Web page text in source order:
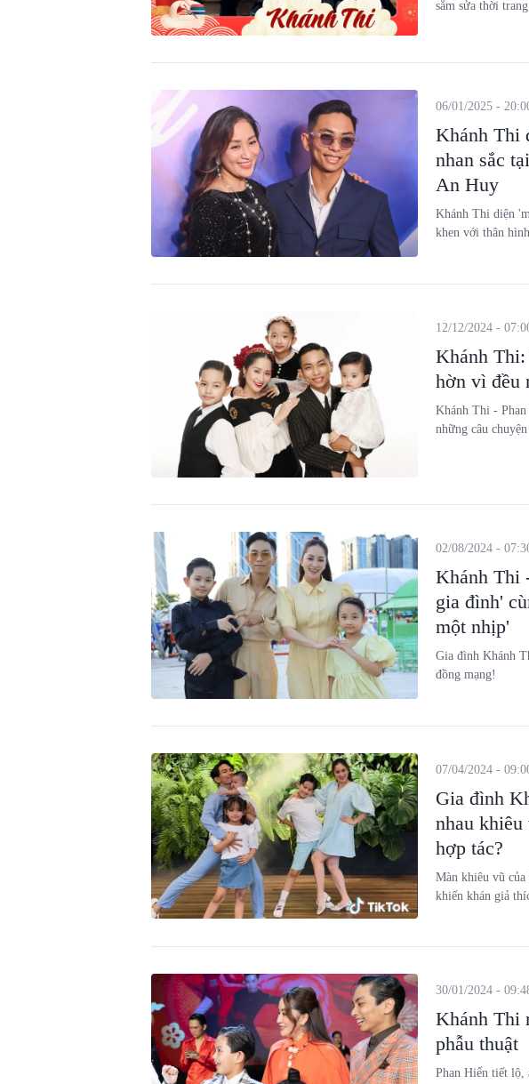
sắm sửa thời
Khánh Thi
nhan sắc
An Huy
06/01/2025 -
Khánh Thi diện
khen với thân
Khánh
hờn vì đều
12/12/2024 -
Khánh Thi -
những câu
Khánh Thi
gia đình'
một nhịp'
02/08/2024 -
Gia đình Khánh
đồng mạng!
Gia đình
nhau
hợp tác?
07/04/2024 -
Màn khiêu vũ
khiến khán giả
Khánh Thi
phẫu thuật
30/01/2024 -
Phan Hiển tiết lộ,